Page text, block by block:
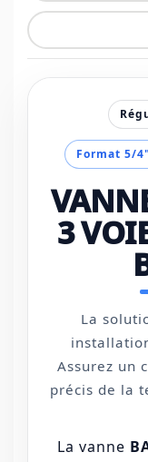
Format 5/
3
La
Assurez un
précis de la
La vanne